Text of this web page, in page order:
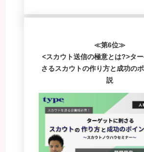
≪第6位≫
<スカウト送信の極意とは?>タ
さるスカウトの作り方と成功の
説